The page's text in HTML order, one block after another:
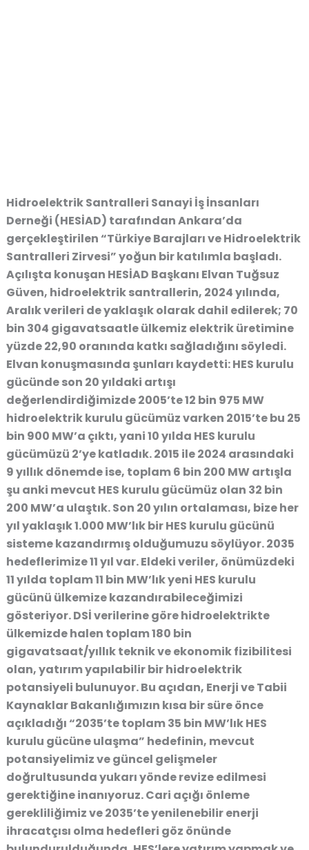
Hidroelektrik Santralleri Sanayi İş İnsanları
Derneği (HESİAD) tarafından Ankara’da
gerçekleştirilen “Türkiye Barajları ve Hidroelektrik
Santralleri Zirvesi” yoğun bir katılımla başladı.
Açılışta konuşan HESİAD Başkanı Elvan Tuğsuz
Güven, hidroelektrik santrallerin, 2024 yılında,
Aralık verileri de yaklaşık olarak dahil edilerek; 70
bin 304 gigavatsaatle ülkemiz elektrik üretimine
yüzde 22,90 oranında katkı sağladığını söyledi.
Elvan konuşmasında şunları kaydetti: HES kurulu
gücünde son 20 yıldaki artışı
değerlendirdiğimizde 2005’te 12 bin 975 MW
hidroelektrik kurulu gücümüz varken 2015’te bu 25
bin 900 MW’a çıktı, yani 10 yılda HES kurulu
gücümüzü 2’ye katladık. 2015 ile 2024 arasındaki
9 yıllık dönemde ise, toplam 6 bin 200 MW artışla
şu anki mevcut HES kurulu gücümüz olan 32 bin
200 MW’a ulaştık. Son 20 yılın ortalaması, bize her
yıl yaklaşık 1.000 MW’lık bir HES kurulu gücünü
sisteme kazandırmış olduğumuzu söylüyor. 2035
hedeflerimize 11 yıl var.Eldeki veriler, önümüzdeki
11 yılda toplam 11 bin MW’lık yeni HES kurulu
gücünü ülkemize kazandırabileceğimizi
gösteriyor.DSİ verilerine göre hidroelektrikte
ülkemizde halen toplam 180 bin
gigavatsaat/yıllık teknik ve ekonomik fizibilitesi
olan, yatırım yapılabilir bir hidroelektrik
potansiyeli bulunuyor. Bu açıdan, Enerji ve Tabii
Kaynaklar Bakanlığımızın kısa bir süre önce
açıkladığı “2035’te toplam 35 bin MW’lık HES
kurulu gücüne ulaşma” hedefinin, mevcut
potansiyelimiz ve güncel gelişmeler
doğrultusunda yukarı yönde revize edilmesi
gerektiğine inanıyoruz. Cari açığı önleme
gerekliliğimiz ve 2035’te yenilenebilir enerji
ihracatçısı olma hedefleri göz önünde